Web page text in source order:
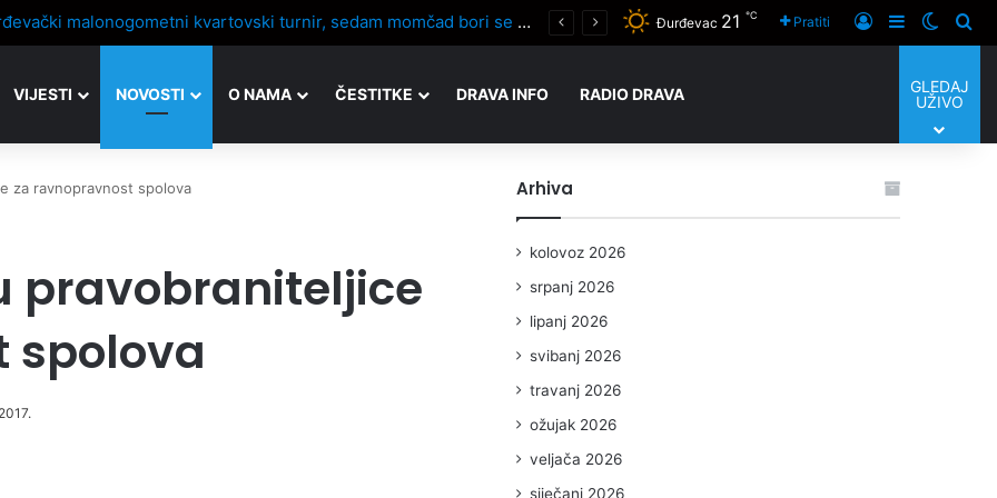
Svečano otvoreno obilježavanje obljetnica osnutka podravskih braniteljskih postrojbi i VRO Oluja u Đurđevcu Đurđevac 21 ℃ Pratiti Prijaviti se
Sidebar
VIJESTI NOVOSTI O NAMA ČESTITKE DRAVA INFO RADIO DRAVA
GLEDAJ
UŽIVO
za ravnopravnost spolova
pravobraniteljice
spolova
Arhiva
kolovoz 2026
srpanj 2026
lipanj 2026
svibanj 2026
travanj 2026
ožujak 2026
veljača 2026
siječanj 2026